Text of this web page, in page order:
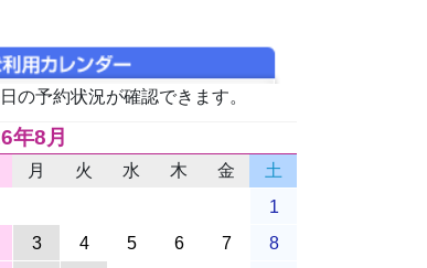
の予約状況が確認できます。
年8月
月 火 水 木 金
土
1
3 4 5 6 7
8